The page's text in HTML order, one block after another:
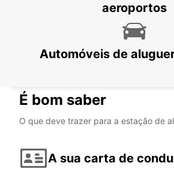
ESTAÇÃO DE COMBOIOS TGV
AVIGNON
aeroportos
Automóveis de
É bom saber
O que deve trazer para a estação de
A sua carta de